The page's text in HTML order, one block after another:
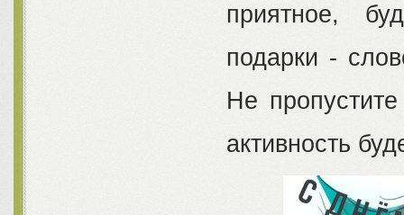
приятное,
подарки -
Не
активность